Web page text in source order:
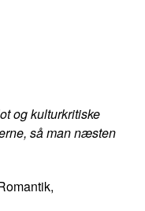
og kulturkritiske
så man næsten